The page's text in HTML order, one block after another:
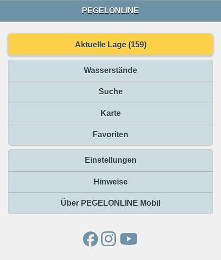
PEGELONLINE
Aktuelle Lage (159)
Wasserstände
Suche
Karte
Favoriten
Einstellungen
Hinweise
Über PEGELONLINE Mobil